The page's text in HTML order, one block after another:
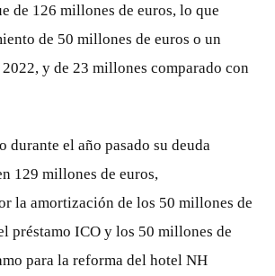
de 126 millones de euros, lo que
de 50 millones de euros o un
y de 23 millones comparado con
durante el año pasado su deuda
129 millones de euros,
la amortización de los 50 millones de
préstamo ICO y los 50 millones de
para la reforma del hotel NH